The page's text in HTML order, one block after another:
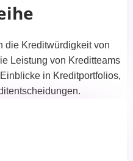
die Kreditwürdigkeit von
Leistung von Kreditteams
in Kreditportfolios,